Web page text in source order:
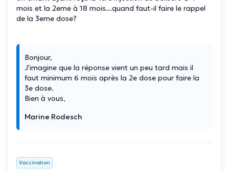
mois et la 2eme à 18 mois...quand faut-il faire le rappel
de la 3eme dose?
Bonjour,
J'imagine que la réponse vient un peu tard mais il
faut minimum 6 mois après la 2e dose pour faire la
3e dose.
Bien à vous,
Marine Rodesch
Vaccination